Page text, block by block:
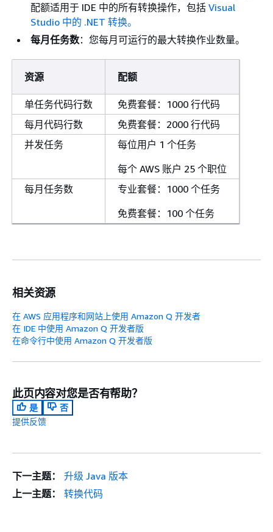
配额适用于 IDE 中的所有转换操作，包括 Visual
Studio 中的 .NET 转换。
每月任务数：您每月可运行的最大转换作业数量。
资源 配额
单任务代码行数
免费套餐：1000 行代码
每月代码行数
免费套餐：2000 行代码
并发任务
每位用户 1 个任务
每个 AWS 账户 25 个职位
每月任务数
专业套餐：1000 个任务
免费套餐：100 个任务
相关资源
在 AWS 应用程序和网站上使用 Amazon Q 开发者
在 IDE 中使用 Amazon Q 开发者版
在命令行中使用 Amazon Q 开发者版
此页内容对您是否有帮助？
是
否
提供反馈
下一主题：
升级 Java 版本
上一主题：
转换代码